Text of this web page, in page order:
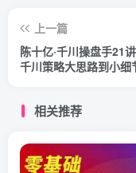
上一篇
陈十亿·千川操盘手21
千川策略大思路到小细
相关推荐